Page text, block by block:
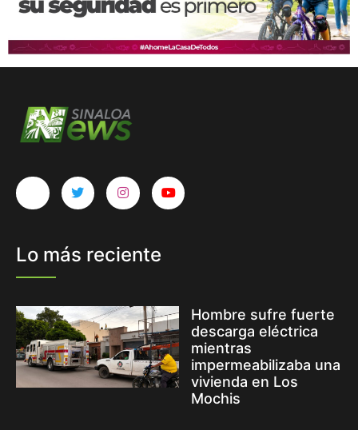
Lo más reciente
Hombre sufre fuerte
descarga eléctrica
mientras
impermeabilizaba una
vivienda en Los
Mochis